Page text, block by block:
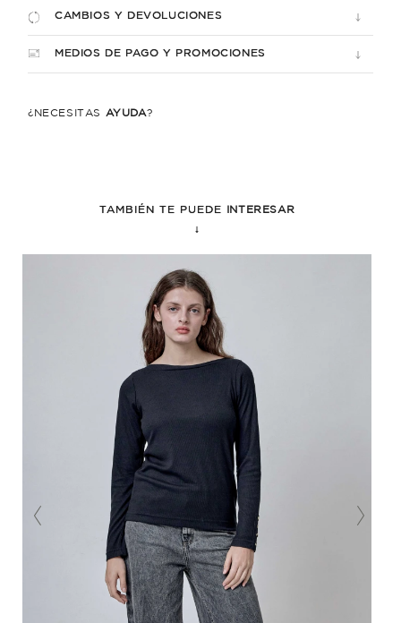
CAMBIOS Y DEVOLUCIONES
MEDIOS DE PAGO Y PROMOCIONES
¿NECESITÁS AYUDA?
TAMBIÉN TE PUEDE
INTERESAR
↓